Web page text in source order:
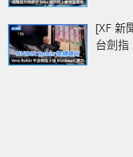
[XF 新
台劍指